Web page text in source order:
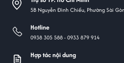
5B Nguyễn Đình Chiểu, Phường Sài
Hotline
0938 305 588 -0933 879 914
Hợp tác nội dung